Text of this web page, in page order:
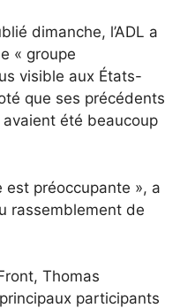
dimanche, l’ADL a
« groupe
visible aux États-
que ses précédents
été beaucoup
est préoccupante », a
rassemblement de
Thomas
participants